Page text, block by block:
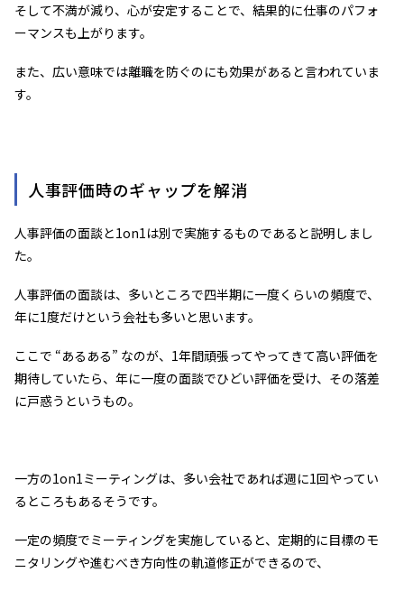
そして不満が減り、心が安定することで、結果的に仕事のパフォ
ーマンスも上がります。
また、広い意味では離職を防ぐのにも効果があると言われていま
す。
人事評価時のギャップを解消
人事評価の面談と1on1は別で実施するものであると説明しまし
た。
人事評価の面談は、多いところで四半期に一度くらいの頻度で、
年に1度だけという会社も多いと思います。
ここで “あるある” なのが、1年間頑張ってやってきて高い評価を
期待していたら、年に一度の面談でひどい評価を受け、その落差
に戸惑うというもの。
一方の1on1ミーティングは、多い会社であれば週に1回やってい
るところもあるそうです。
一定の頻度でミーティングを実施していると、定期的に目標のモ
ニタリングや進むべき方向性の軌道修正ができるので、